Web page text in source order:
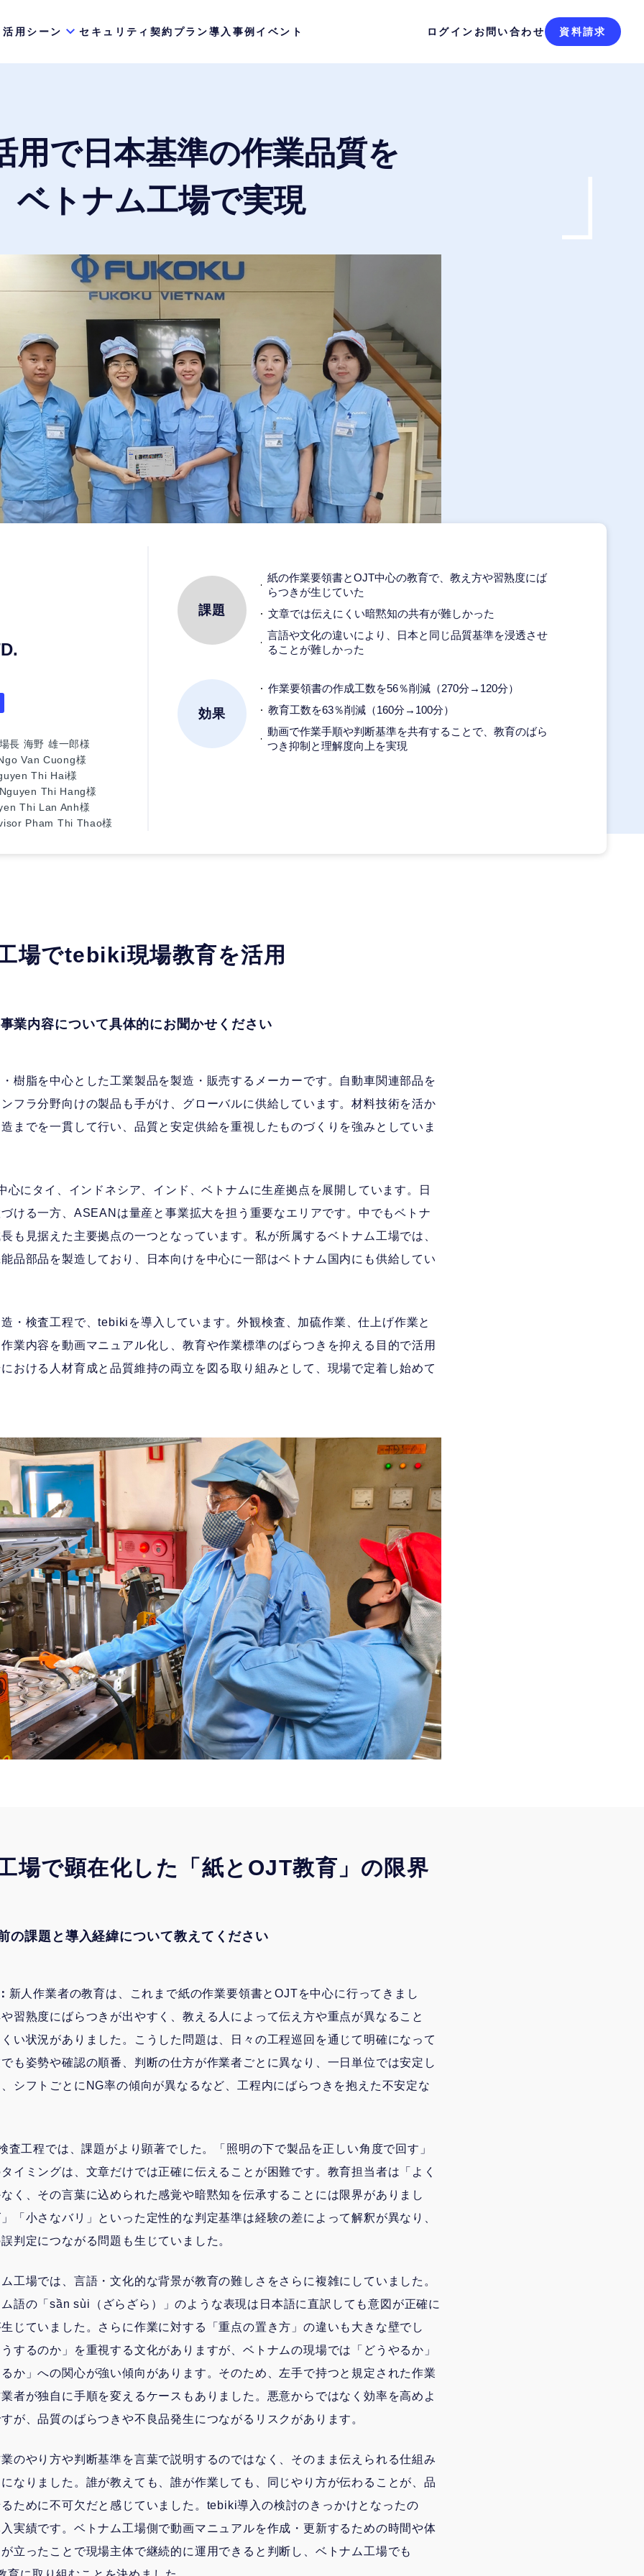
活用シーン セキュリティ 契約プラン導入事例 イベント ログイン お問い合わせ 資料請求
用で日本基準の作業品質を
ベトナム工場で実現
長 海野 雄一郎様
Van Cuong様
Thi Hai様
Thi Hang様
Thi Lan Anh様
Pham Thi Thao様
課題
紙の作業要領書とOJT中心の教育で、教え方や習熟度にば
らつきが生じていた
文章では伝えにくい暗黙知の共有が難しかった
言語や文化の違いにより、日本と同じ品質基準を浸透させ
ることが難しかった
効果
作業要領書の作成工数を56％削減（270分→120分）
教育工数を63％削減（160分→100分）
動画で作業手順や判断基準を共有することで、教育のばら
つき抑制と理解度向上を実現
場でtebiki現場教育を活用
業内容について具体的にお聞かせください
樹脂を中心とした工業製品を製造・販売するメーカーです。自動車関連部品を
フラ分野向けの製品も手がけ、グローバルに供給しています。材料技術を活か
までを一貫して行い、品質と安定供給を重視したものづくりを強みとしていま
心にタイ、インドネシア、インド、ベトナムに生産拠点を展開しています。日
ける一方、ASEANは量産と事業拡大を担う重要なエリアです。中でもベトナ
も見据えた主要拠点の一つとなっています。私が所属するベトナム工場では、
品部品を製造しており、日本向けを中心に一部はベトナム国内にも供給してい
・検査工程で、tebikiを導入しています。外観検査、加硫作業、仕上げ作業と
業内容を動画マニュアル化し、教育や作業標準のばらつきを抑える目的で活用
おける人材育成と品質維持の両立を図る取り組みとして、現場で定着し始めて
場で顕在化した「紙とOJT教育」の限界
の課題と導入経緯について教えてください
新人作業者の教育は、これまで紙の作業要領書とOJTを中心に行ってきまし
習熟度にばらつきが出やすく、教える人によって伝え方や重点が異なること
い状況がありました。こうした問題は、日々の工程巡回を通じて明確になって
も姿勢や確認の順番、判断の仕方が作業者ごとに異なり、一日単位では安定し
シフトごとにNG率の傾向が異なるなど、工程内にばらつきを抱えた不安定な
査工程では、課題がより顕著でした。「照明の下で製品を正しい角度で回す」
イミングは、文章だけでは正確に伝えることが困難です。教育担当者は「よく
く、その言葉に込められた感覚や暗黙知を伝承することには限界がありまし
「小さなバリ」といった定性的な判定基準は経験の差によって解釈が異なり、
判定につながる問題も生じていました。
工場では、言語・文化的な背景が教育の難しさをさらに複雑にしていました。
語の「sần sùi（ざらざら）」のような表現は日本語に直訳しても意図が正確に
じていました。さらに作業に対する「重点の置き方」の違いも大きな壁でし
するのか」を重視する文化がありますが、ベトナムの現場では「どうやるか」
か」への関心が強い傾向があります。そのため、左手で持つと規定された作業
者が独自に手順を変えるケースもありました。悪意からではなく効率を高めよ
が、品質のばらつきや不良品発生につながるリスクがあります。
のやり方や判断基準を言葉で説明するのではなく、そのまま伝えられる仕組み
なりました。誰が教えても、誰が作業しても、同じやり方が伝わることが、品
ために不可欠だと感じていました。tebiki導入の検討のきっかけとなったの
実績です。ベトナム工場側で動画マニュアルを作成・更新するための時間や体
立ったことで現場主体で継続的に運用できると判断し、ベトナム工場でも